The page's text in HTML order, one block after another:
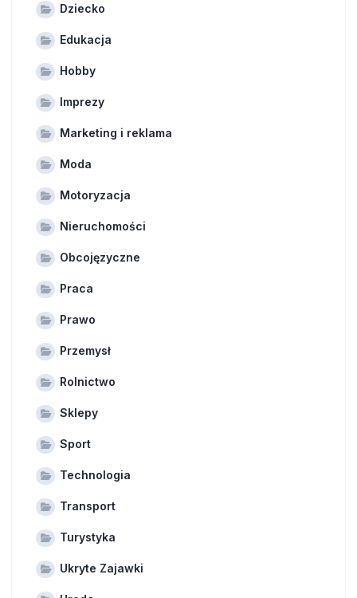
Dziecko
Edukacja
Hobby
Imprezy
Marketing i reklama
Moda
Motoryzacja
Nieruchomości
Obcojęzyczne
Praca
Prawo
Przemysł
Rolnictwo
Sklepy
Sport
Technologia
Transport
Turystyka
Ukryte Zajawki